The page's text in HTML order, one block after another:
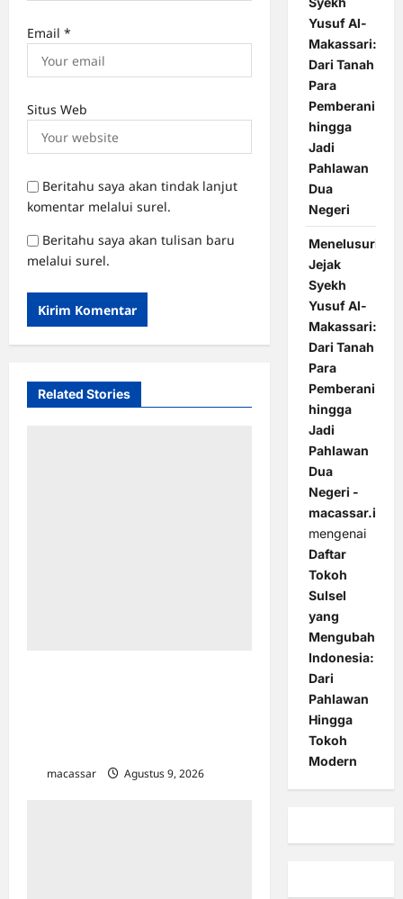
Email *
Situs Web
Beritahu saya akan tindak lanjut
komentar melalui surel.
Beritahu saya akan tulisan baru
melalui surel.
Related Stories
macassar Agustus 9, 2026
Yusuf Al-
Makassari:
Dari Tanah
Para
Pemberani
hingga
Jadi
Pahlawan
Dua
Negeri
Menelusuri
Jejak
Syekh
Yusuf Al-
Makassari:
Dari Tanah
Para
Pemberani
hingga
Jadi
Pahlawan
Dua
Negeri -
macassar.id
mengenai
Daftar
Tokoh
Sulsel
yang
Mengubah
Indonesia:
Dari
Pahlawan
Hingga
Tokoh
Modern